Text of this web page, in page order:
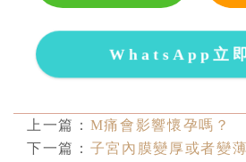
WhatsApp立
上一篇： M痛會影響懷孕嗎？
下一篇： 子宮內膜變厚或者變